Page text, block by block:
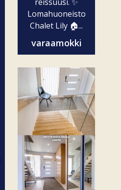
Lomahuoneisto
Chalet Lily 🏠...
varaamokki